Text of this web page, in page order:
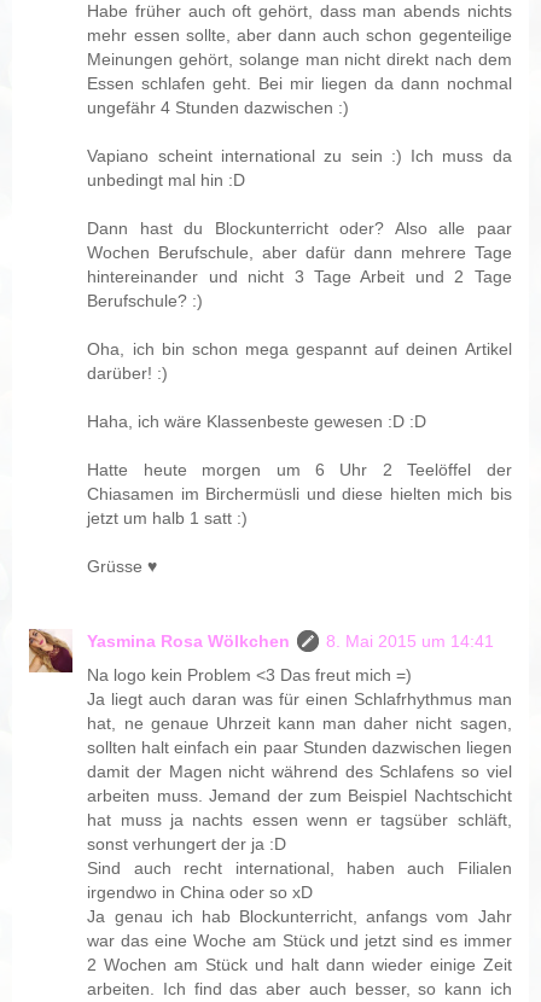
Habe früher auch oft gehört, dass man abends nichts
mehr essen sollte, aber dann auch schon gegenteilige
Meinungen gehört, solange man nicht direkt nach dem
Essen schlafen geht. Bei mir liegen da dann nochmal
ungefähr 4 Stunden dazwischen :)
Vapiano scheint international zu sein :) Ich muss da
unbedingt mal hin :D
Dann hast du Blockunterricht oder? Also alle paar
Wochen Berufschule, aber dafür dann mehrere Tage
hintereinander und nicht 3 Tage Arbeit und 2 Tage
Berufschule? :)
Oha, ich bin schon mega gespannt auf deinen Artikel
darüber! :)
Haha, ich wäre Klassenbeste gewesen :D :D
Hatte heute morgen um 6 Uhr 2 Teelöffel der
Chiasamen im Birchermüsli und diese hielten mich bis
jetzt um halb 1 satt :)
Grüsse ♥
Yasmina Rosa Wölkchen
8. Mai 2015 um 14:41
Na logo kein Problem <3 Das freut mich =)
Ja liegt auch daran was für einen Schlafrhythmus man
hat, ne genaue Uhrzeit kann man daher nicht sagen,
sollten halt einfach ein paar Stunden dazwischen liegen
damit der Magen nicht während des Schlafens so viel
arbeiten muss. Jemand der zum Beispiel Nachtschicht
hat muss ja nachts essen wenn er tagsüber schläft,
sonst verhungert der ja :D
Sind auch recht international, haben auch Filialen
irgendwo in China oder so xD
Ja genau ich hab Blockunterricht, anfangs vom Jahr
war das eine Woche am Stück und jetzt sind es immer
2 Wochen am Stück und halt dann wieder einige Zeit
arbeiten. Ich find das aber auch besser, so kann ich